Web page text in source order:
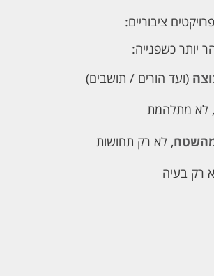
ציבוריים:
יותר כשפנייה:
(ועד הורים / תושבים)
לא מתלהמת
, לא רק תחושות
רק בעיה